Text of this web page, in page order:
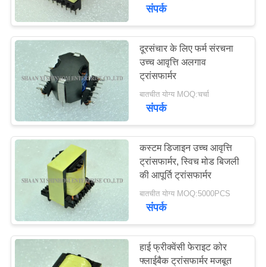
हमारे
बारे
कारखाने
दौरा
नियंत्रण
हमसे
संपर्क
संपर्क
दूरसंचार के लिए फर्म संरचना
उच्च आवृत्ति अलगाव
ट्रांसफार्मर
बातचीत योग्य MOQ:चर्चा
संपर्क
कस्टम डिजाइन उच्च आवृत्ति
ट्रांसफार्मर, स्विच मोड बिजली
की आपूर्ति ट्रांसफार्मर
बातचीत योग्य MOQ:5000PCS
संपर्क
हाई फ्रीक्वेंसी फेराइट कोर
फ्लाईबैक ट्रांसफार्मर मजबूत